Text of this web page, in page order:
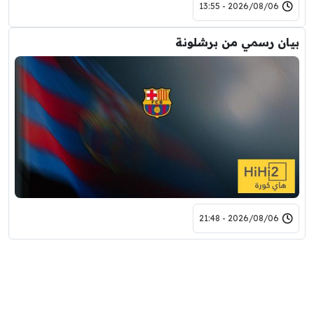
2026/08/06 - 13:55
بيان رسمي من برشلونة
2026/08/06 - 21:48